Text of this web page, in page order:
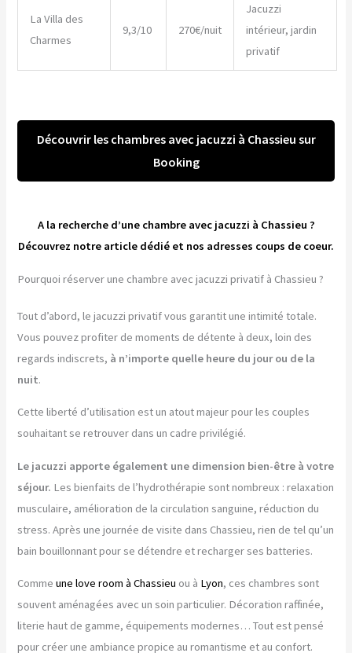
La Villa des
Charmes
9,3/10 270€/nuit
Jacuzzi
intérieur, jardin
privatif
Découvrir les chambres avec jacuzzi à Chassieu sur
Booking
A la recherche d’une chambre avec jacuzzi à Chassieu ?
Découvrez notre article dédié et nos adresses coups de coeur.
Pourquoi réserver une chambre avec jacuzzi privatif à Chassieu ?
Tout d’abord, le jacuzzi privatif vous garantit une intimité totale.
Vous pouvez profiter de moments de détente à deux, loin des
regards indiscrets, à n’importe quelle heure du jour ou de la
nuit.
Cette liberté d’utilisation est un atout majeur pour les couples
souhaitant se retrouver dans un cadre privilégié.
Le jacuzzi apporte également une dimension bien-être à votre
séjour. Les bienfaits de l’hydrothérapie sont nombreux : relaxation
musculaire, amélioration de la circulation sanguine, réduction du
stress. Après une journée de visite dans Chassieu, rien de tel qu’un
bain bouillonnant pour se détendre et recharger ses batteries.
Comme une love room à Chassieu ou à Lyon, ces chambres sont
souvent aménagées avec un soin particulier. Décoration raffinée,
literie haut de gamme, équipements modernes… Tout est pensé
pour créer une ambiance propice au romantisme et au confort.